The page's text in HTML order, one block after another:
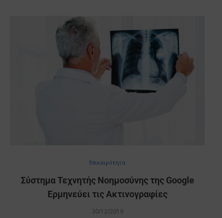
Επικαιρότητα
Σύστημα Τεχνητής Νοημοσύνης της Google
Ερμηνεύει τις Ακτινογραφίες
30/12/2019